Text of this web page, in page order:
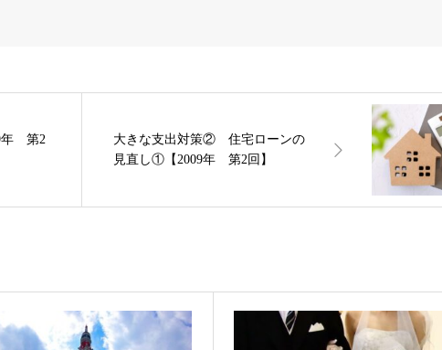
年 第2
大きな支出対策② 住宅ローンの
見直し①【2009年 第2回】